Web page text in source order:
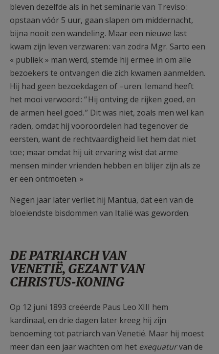
bleven dezelfde als in het seminarie van Treviso :
opstaan vóór 5 uur, gaan slapen om middernacht,
bijna nooit een wandeling. Maar een nieuwe last
kwam zijn leven verzwaren : van zodra Mgr. Sarto een
« publiek » man werd, stemde hij ermee in om alle
bezoekers te ontvangen die zich kwamen aanmelden.
Hij had geen bezoekdagen of –uren. Iemand heeft
het mooi verwoord : “ Hij ontving de rijken goed, en
de armen heel goed. ” Dit was niet, zoals men wel kan
raden, omdat hij vooroordelen had tegenover de
eersten, want de rechtvaardigheid liet hem dat niet
toe ; maar omdat hij uit ervaring wist dat arme
mensen minder vrienden hebben en blijer zijn als ze
er een ontmoeten. »
Negen jaar later verliet hij Mantua, dat een van de
bloeiendste bisdommen van Italië was geworden.
DE PATRIARCH VAN
VENETIË, GEZANT VAN
CHRISTUS-KONING
Op 12 juni 1893 creëerde Paus Leo XIII hem
kardinaal, en drie dagen later kreeg hij zijn
benoeming tot patriarch van Venetië. Maar hij moest
meer dan een jaar wachten om het exequaturvan de